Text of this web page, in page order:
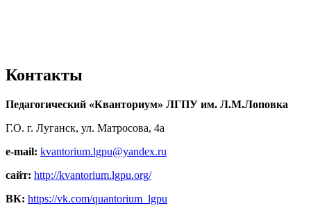
Контакты
Педагогический «Кванториум» ЛГПУ им. Л.М.Лоповка
Г.О. г. Луганск, ул. Матросова, 4а
e-mail: kvantorium.lgpu@yandex.ru
сайт: http://kvantorium.lgpu.org/
ВК: https://vk.com/quantorium_lgpu